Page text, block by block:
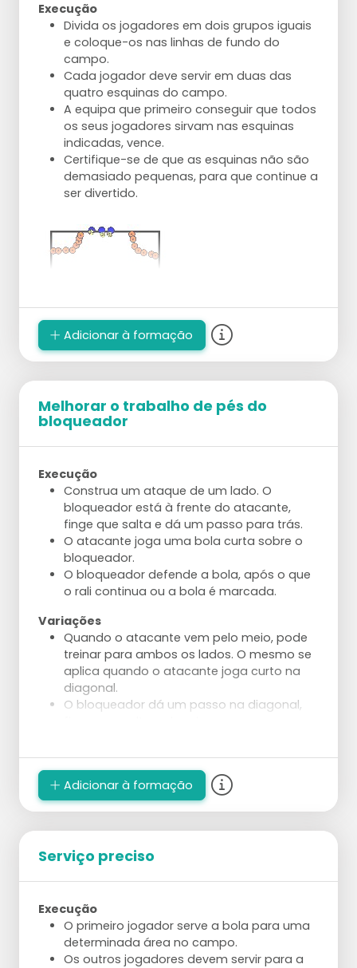
Execução
Divida os jogadores em dois grupos iguais
e coloque-os nas linhas de fundo do
campo.
Cada jogador deve servir em duas das
quatro esquinas do campo.
A equipa que primeiro conseguir que todos
os seus jogadores sirvam nas esquinas
indicadas, vence.
Certifique-se de que as esquinas não são
demasiado pequenas, para que continue a
ser divertido.
Adicionar à formação
Melhorar o trabalho de pés do
bloqueador
Execução
Construa um ataque de um lado. O
bloqueador está à frente do atacante,
finge que salta e dá um passo para trás.
O atacante joga uma bola curta sobre o
bloqueador.
O bloqueador defende a bola, após o que
o rali continua ou a bola é marcada.
Variações
Quando o atacante vem pelo meio, pode
treinar para ambos os lados. O mesmo se
aplica quando o atacante joga curto na
diagonal.
O bloqueador dá um passo na diagonal,
A primeira bola deve ser jogada curta.
Depois jogue um contra o outro pelo
ponto.
Aplique numa situação em que o atacante
bola de uma mesa.
na diagonal.
Adicionar à formação
Serviço preciso
Execução
O primeiro jogador serve a bola para uma
determinada área no campo.
Os outros jogadores devem servir para a